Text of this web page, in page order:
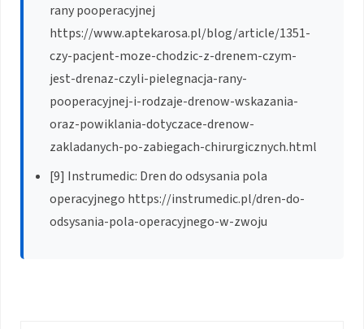
rany pooperacyjnej
https://www.aptekarosa.pl/blog/article/1351-
czy-pacjent-moze-chodzic-z-drenem-czym-
jest-drenaz-czyli-pielegnacja-rany-
pooperacyjnej-i-rodzaje-drenow-wskazania-
oraz-powiklania-dotyczace-drenow-
zakladanych-po-zabiegach-chirurgicznych.html
[9] Instrumedic: Dren do odsysania pola
operacyjnego https://instrumedic.pl/dren-do-
odsysania-pola-operacyjnego-w-zwoju